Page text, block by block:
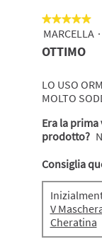
★★★★★
★★★★★
5
5
MARCELLA ·
OTTIMO
LO USO
MOLTO
Era la
prodotto?
Consiglia
V
Cheratina